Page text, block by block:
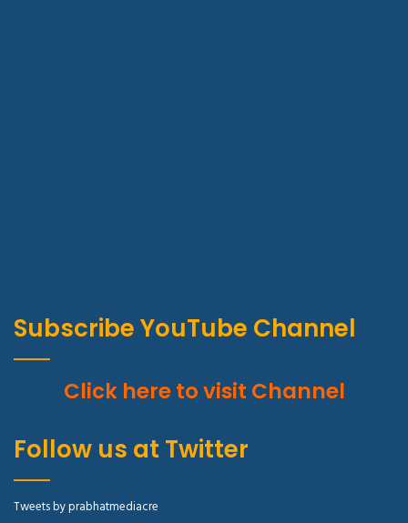
Subscribe YouTube Channel
Click here to visit Channel
Follow us at Twitter
Tweets by prabhatmediacre